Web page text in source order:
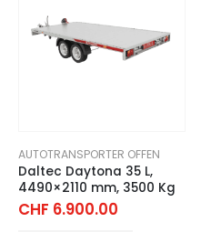
AUTOTRANSPORTER OFFEN
Daltec Daytona 35 L,
4490×2110 mm, 3500 Kg
CHF 6.900.00